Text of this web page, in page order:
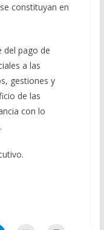
constituyan en
del pago de
a las
gestiones y
de las
con lo